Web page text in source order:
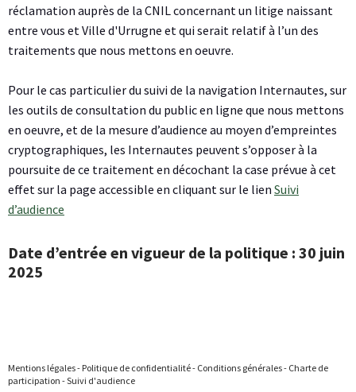
réclamation auprès de la CNIL concernant un litige naissant
entre vous et Ville d'Urrugne et qui serait relatif à l’un des
traitements que nous mettons en oeuvre.
Pour le cas particulier du suivi de la navigation Internautes, sur
les outils de consultation du public en ligne que nous mettons
en oeuvre, et de la mesure d’audience au moyen d’empreintes
cryptographiques, les Internautes peuvent s’opposer à la
poursuite de ce traitement en décochant la case prévue à cet
effet sur la page accessible en cliquant sur le lien Suivi
d’audience
Date d’entrée en vigueur de la politique : 30 juin
2025
Mentions légales- Politique de confidentialité- Conditions générales- Charte de
participation -Suivi d'audience